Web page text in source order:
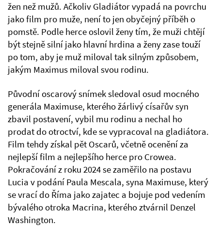
žen než mužů. Ačkoliv Gladiátor vypadá na povrchu
jako film pro muže, není to jen obyčejný příběh o
pomstě. Podle herce oslovil ženy tím, že muži chtějí
být stejně silní jako hlavní hrdina a ženy zase touží
po tom, aby je muž miloval tak silným způsobem,
jakým Maximus miloval svou rodinu.
Původní oscarový snímek sledoval osud mocného
generála Maximuse, kterého žárlivý císařův syn
zbavil postavení, vybil mu rodinu a nechal ho
prodat do otroctví, kde se vypracoval na gladiátora.
Film tehdy získal pět Oscarů, včetně ocenění za
nejlepší film a nejlepšího herce pro Crowea.
Pokračování z roku 2024 se zaměřilo na postavu
Lucia v podání Paula Mescala, syna Maximuse, který
se vrací do Říma jako zajatec a bojuje pod vedením
bývalého otroka Macrina, kterého ztvárnil Denzel
Washington.